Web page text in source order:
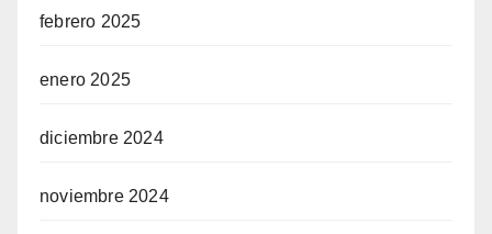
febrero 2025
enero 2025
diciembre 2024
noviembre 2024